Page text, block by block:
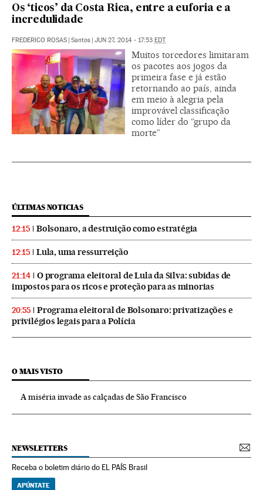
Os ‘ticos’ da Costa Rica, entre a euforia e a
incredulidade
FREDERICO ROSAS | Santos | JUN 27, 2014 - 17:53 EDT
Muitos torcedores limitaram
os pacotes aos jogos da
primeira fase e já estão
retornando ao país, ainda
em meio à alegria pela
improvável classificação
como líder do “grupo da
morte”
ÚLTIMAS NOTICIAS
12:15 Bolsonaro, a destruição como estratégia
12:15 Lula, uma ressurreição
21:14
O programa eleitoral de Lula da Silva: subidas de
impostos para os ricos e proteção para as minorias
20:55
Programa eleitoral de Bolsonaro: privatizações e
privilégios legais para a Polícia
O MAIS VISTO
A miséria invade as calçadas de São Francisco
NEWSLETTERS
Receba o boletim diário do EL PAÍS Brasil
APÚNTATE